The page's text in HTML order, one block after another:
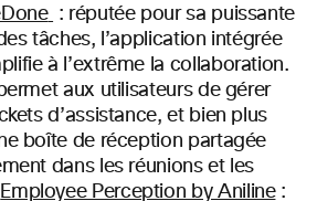
: réputée pour sa puissante
tâches, l’application intégrée
à l’extrême la collaboration.
aux utilisateurs de gérer
d’assistance, et bien plus
boîte de réception partagée
dans les réunions et les
Employee Perception by Aniline: